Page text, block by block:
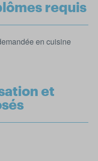
requis
en cuisine
et